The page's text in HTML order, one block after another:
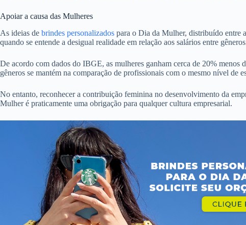
Apoiar a causa das Mulheres
As ideias de brindes personalizados para o Dia da Mulher, distribuído entre
quando se entende a desigual realidade em relação aos salários entre
De acordo com dados do IBGE, as mulheres ganham cerca de 20% menos
gêneros se mantém na comparação de profissionais com o mesmo nível de
No entanto, reconhecer a contribuição feminina no desenvolvimento da
Mulher é praticamente uma obrigação para qualquer cultura empresarial.